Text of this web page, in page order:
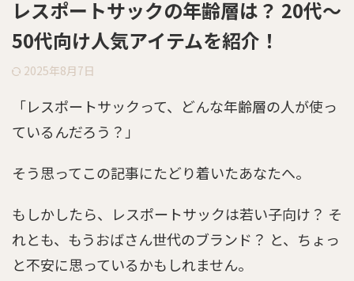
レスポートサックの年齢層は？ 20代～
50代向け人気アイテムを紹介！
2025年8月7日
「レスポートサックって、どんな年齢層の人が使っ
ているんだろう？」
そう思ってこの記事にたどり着いたあなたへ。
もしかしたら、レスポートサックは若い子向け？ そ
れとも、もうおばさん世代のブランド？ と、ちょっ
と不安に思っているかもしれません。